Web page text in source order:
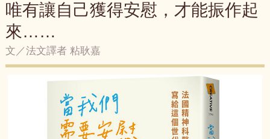
唯有讓自己獲得安慰，才能振作起
來……
文／法文譯者 粘耿嘉